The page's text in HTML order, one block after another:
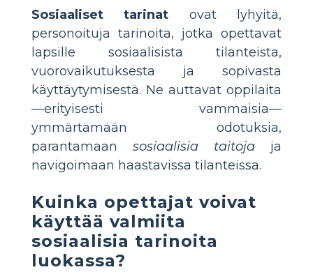
Sosiaaliset tarinat ovat lyhyitä,
personoituja tarinoita, jotka opettavat
lapsille sosiaalisista tilanteista,
vuorovaikutuksesta ja sopivasta
käyttäytymisestä. Ne auttavat oppilaita
—erityisesti vammaisia—
ymmärtämään odotuksia,
parantamaan sosiaalisia taitoja ja
navigoimaan haastavissa tilanteissa.
Kuinka opettajat voivat
käyttää valmiita
sosiaalisia tarinoita
luokassa?